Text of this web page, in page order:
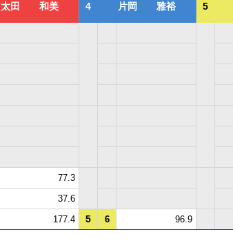
太田 和美 4 片岡 雅裕 5
77.3
37.6
177.4 5 6 96.9